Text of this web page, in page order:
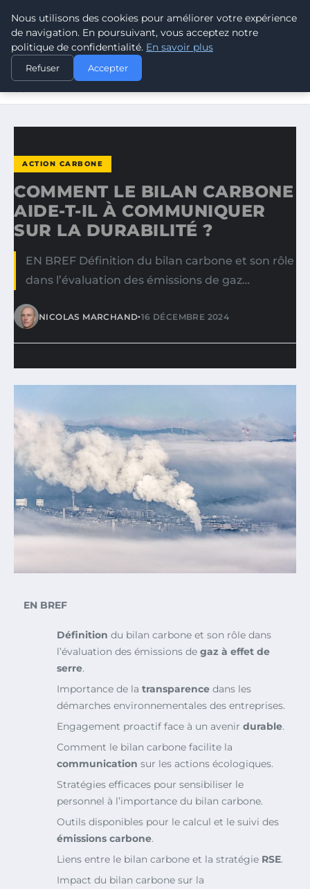
CLIMATE RESPONSE BLOG
ACCUEIL
ACTION CARBONE
COMMENT LE BILAN CARBONE AIDE-T-IL À COMMUNIQUER
ACTION CARBONE
COMMENT LE BILAN CARBONE
AIDE-T-IL À COMMUNIQUER
SUR LA DURABILITÉ ?
EN BREF Définition du bilan carbone et son rôle
dans l’évaluation des émissions de gaz…
NICOLAS MARCHAND•16 DÉCEMBRE 2024
EN BREF
Définition du bilan carbone et son rôle dans
l’évaluation des émissions de gaz à effet de
serre.
Importance de la transparence dans les
démarches environnementales des entreprises.
Engagement proactif face à un avenir durable.
Comment le bilan carbone facilite la
communication sur les actions écologiques.
Stratégies efficaces pour sensibiliser le
personnel à l’importance du bilan carbone.
Outils disponibles pour le calcul et le suivi des
émissions carbone.
Liens entre le bilan carbone et la stratégie RSE.
Impact du bilan carbone sur la
Nous utilisons des cookies pour améliorer votre expérience
de navigation. En poursuivant, vous acceptez notre
politique de confidentialité. En savoir plus
Refuser Accepter